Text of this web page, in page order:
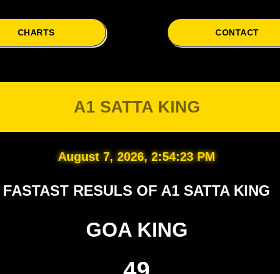
CHARTS CONTACT
A1 SATTA KING
August 7, 2026, 2:54:24 PM
FASTAST RESULS OF A1 SATTA KING
GOA KING